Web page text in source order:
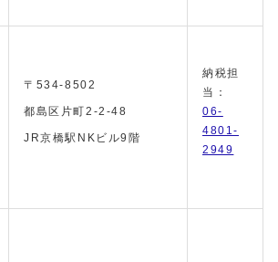
〒534-8502
都島区片町2-2-48
JR京橋駅NKビル9階
納税担
当：
06-
4801-
2949